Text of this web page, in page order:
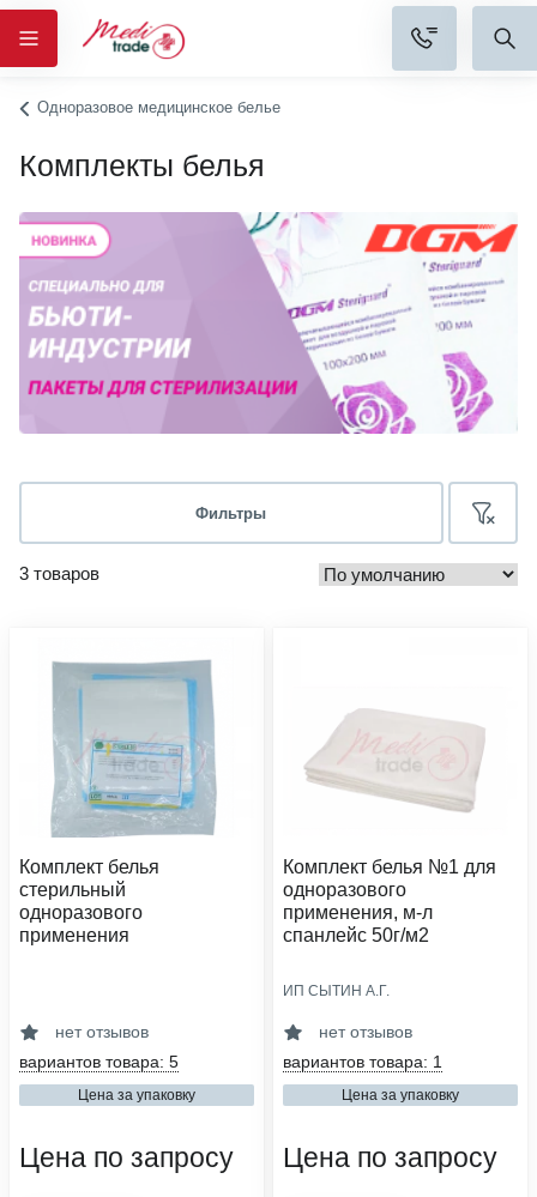
Одноразовое медицинское белье
Комплекты белья
Фильтры
3 товаров
Комплект белья
стерильный
одноразового
применения
стерилизация
медицинские организации
нет отзывов
вариантов товара: 5
Цена за упаковку
Цена по запросу
Комплект белья №1 для
одноразового
применения, м-л
спанлейс 50г/м2
стерилизация
50
сфера деятельности:
образовательные и социальные
учреждения
ИП СЫТИН А.Г.
нет отзывов
вариантов товара: 1
Цена за упаковку
Цена по запросу